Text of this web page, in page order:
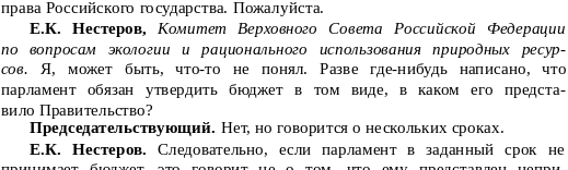
права Российского государства. Пожалуйста.
Е.К. Нестеров,
Комитет Верховного Совета Российской Федерации
по вопросам экологии и рационального использования природных ресур-
сов.
Я, может быть, что-то не понял. Разве где-нибудь написано, что
парламент обязан утвердить бюджет в том виде, в каком его предста-
вило Правительство?
Председательствующий. Нет, но говорится о нескольких сроках.
Е.К. Нестеров.
Следовательно, если парламент в заданный срок
не